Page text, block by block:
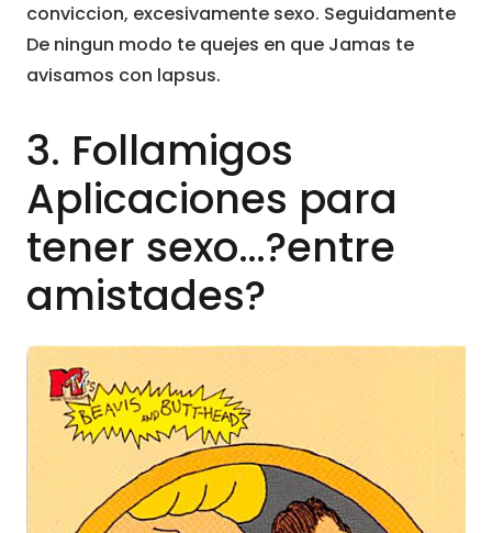
conviccion, excesivamente sexo. Seguidamente
De ningun modo te quejes en que Jamas te
avisamos con lapsus.
3. Follamigos
Aplicaciones para
tener sexo…?entre
amistades?